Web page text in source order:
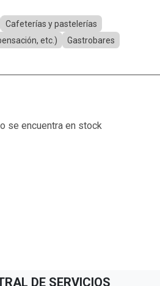
Cafeterías y pastelerías
etc.)
Gastrobares
se encuentra en stock
DE SERVICIOS